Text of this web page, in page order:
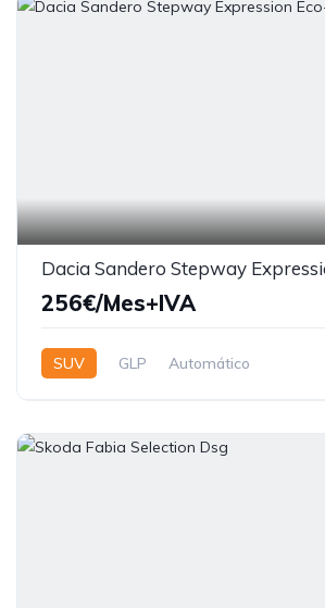
Dacia Sandero Stepway
256€/Mes+IVA
SUV GLP Automático